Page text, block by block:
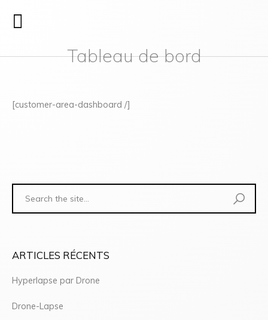
Tableau de bord
[customer-area-dashboard /]
ARTICLES RÉCENTS
Hyperlapse par Drone
Drone-Lapse